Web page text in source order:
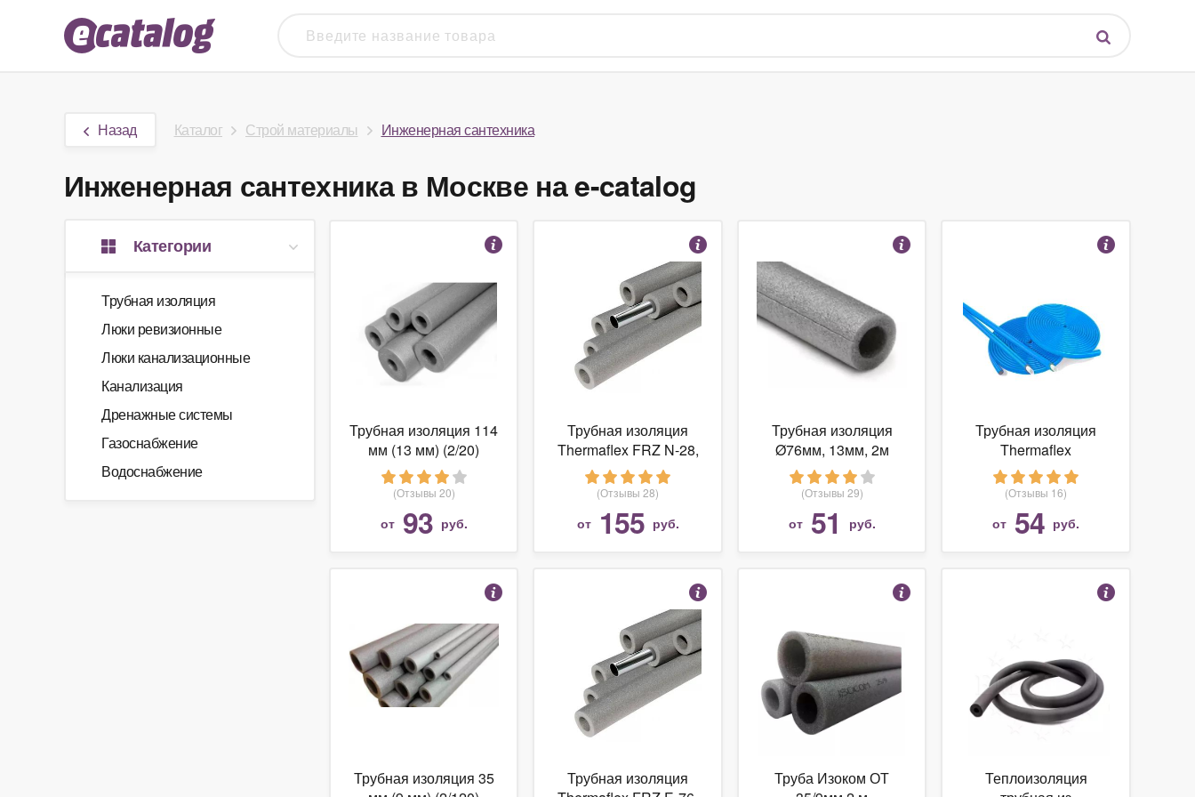
Назад Каталог Строй материалы Инженерная сантехника
Инженерная сантехника в Москве на e-catalog
Категории
Трубная изоляция
Люки ревизионные
Люки канализационные
Канализация
Дренажные системы
Газоснабжение
Водоснабжение
Трубная изоляция 114
мм (13 мм) (2/20)
Изоком 402877
(Отзывы 20)
от 93 руб.
Трубная изоляция
Thermaflex FRZ N-28,
3/4 (упаковка 90м)
(Отзывы 28)
от 155 руб.
Трубная изоляция
Ø76мм, 13мм, 2м
(Отзывы 29)
от 51 руб.
Трубная изоляция
Thermaflex
Thermacompact IS (S)
J-18, 3/8, синяя
(упаковка 100м)
(Отзывы 16)
от 54 руб.
Трубная изоляция 35
Трубная изоляция
Труба Изоком ОТ
Теплоизоляция